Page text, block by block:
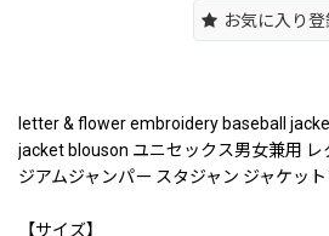
お気に入り登
letter & flower embroidery baseball
jacket blouson ユニセックス男女兼用 レ
ジアムジャンパー スタジャン ジャケッ
【サイズ】